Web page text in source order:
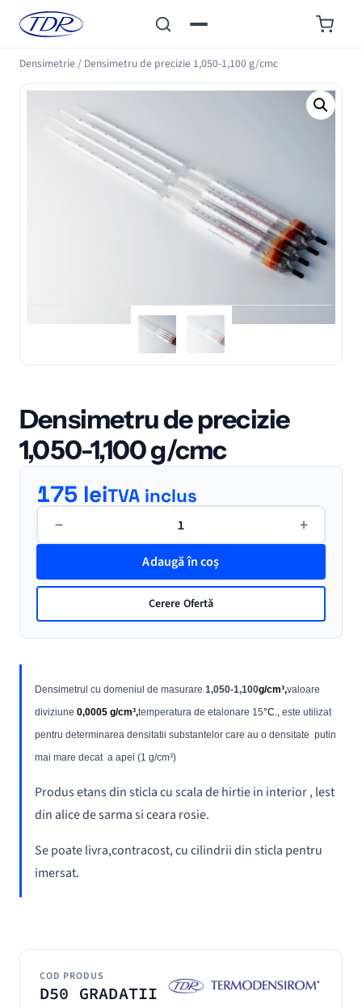
Densimetrie/ Densimetru de precizie 1,050-1,100 g/cmc
COD PRODUS
D50 GRADATII
Densimetru de precizie
1,050-1,100 g/cmc
Densimetrul cu domeniul de masurare 1,050-1,100g/cm³,valoare
diviziune 0,0005 g/cm³,temperatura de etalonare 15°C., este utilizat
pentru determinarea densitatii substantelor care au o densitate putin
mai mare decat a apei (1 g/cm³)
Produs etans din sticla cu scala de hirtie in interior , lest
din alice de sarma si ceara rosie.
Se poate livra,contracost, cu cilindrii din sticla pentru
imersat.
175 leiTVA inclus
−
Densimetru
precizie
1,100
g/cmc
+
Adaugă în coș
Cerere Ofertă